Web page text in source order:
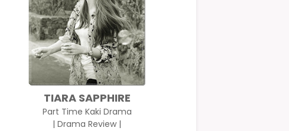
TIARA SAPPHIRE
Part Time Kaki Drama
| Drama Review |